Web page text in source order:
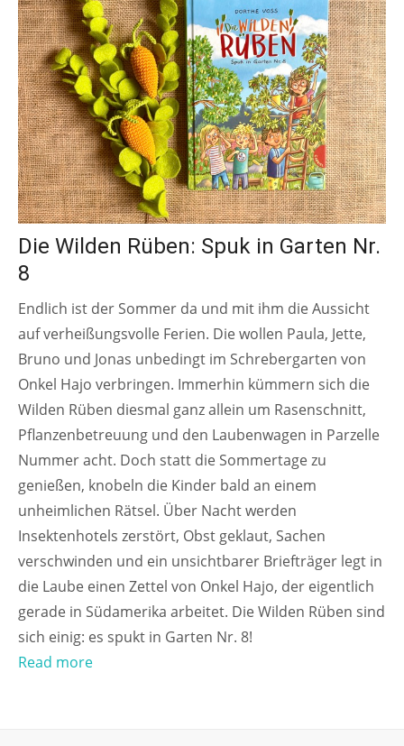
Die Wilden Rüben: Spuk in Garten Nr.
8
Endlich ist der Sommer da und mit ihm die Aussicht
auf verheißungsvolle Ferien. Die wollen Paula, Jette,
Bruno und Jonas unbedingt im Schrebergarten von
Onkel Hajo verbringen. Immerhin kümmern sich die
Wilden Rüben diesmal ganz allein um Rasenschnitt,
Pflanzenbetreuung und den Laubenwagen in Parzelle
Nummer acht. Doch statt die Sommertage zu
genießen, knobeln die Kinder bald an einem
unheimlichen Rätsel. Über Nacht werden
Insektenhotels zerstört, Obst geklaut, Sachen
verschwinden und ein unsichtbarer Briefträger legt in
die Laube einen Zettel von Onkel Hajo, der eigentlich
gerade in Südamerika arbeitet. Die Wilden Rüben sind
sich einig: es spukt in Garten Nr. 8!
Read more